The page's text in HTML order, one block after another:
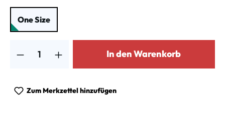
One Size
In den Warenkorb
Zum Merkzettel hinzufügen